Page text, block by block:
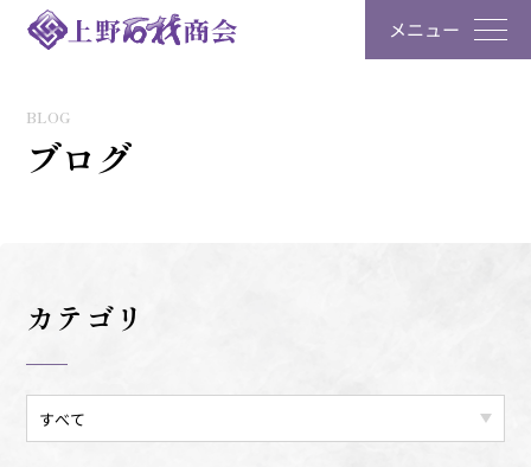
メニュー
BLOG
ブログ
カテゴリ